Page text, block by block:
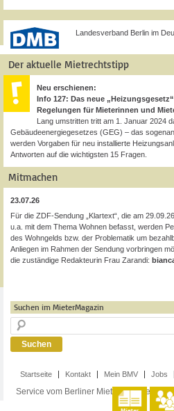
Landesverband Berlin im
Der aktuelle Mietrechtstipp
Neu erschienen:
Info 127: Das neue
Regelungen für Mieterinnen und
Lang umstritten tritt am 1. Januar 2024
Gebäudeenergiegesetzes (GEG) – das
werden Vorgaben für neu installierte
Antworten auf die wichtigsten 15 Fragen.
Mitmachen
23.07.26
Für die ZDF-Sendung „Klartext“, die am
u.a. mit dem Thema Wohnen befasst, werden
des Wohngelds bzw. der Problematik um
Anliegen im Rahmen der Sendung vorbringen
die zuständige Redakteurin Frau Zarandi:
Suchen im MieterMagazin
Startseite Kontakt Mein BMV Jobs
Service vom Berliner Mieterverein e.V. ·